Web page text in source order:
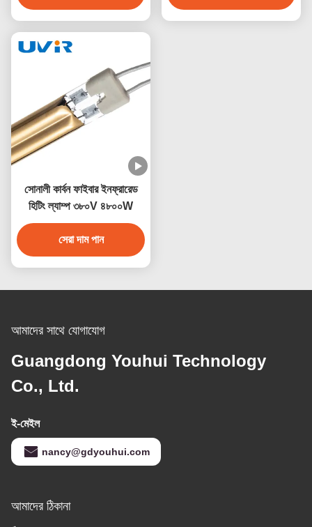
সোনালী কার্বন ফাইবার ইনফ্রারেড
হিটিং ল্যাম্প ৩৮০V ৪৮০০W
সেরা দাম পান
আমাদের সাথে যোগাযোগ
Guangdong Youhui Technology
Co., Ltd.
ই-মেইল
nancy@gdyouhui.com
আমাদের ঠিকানা